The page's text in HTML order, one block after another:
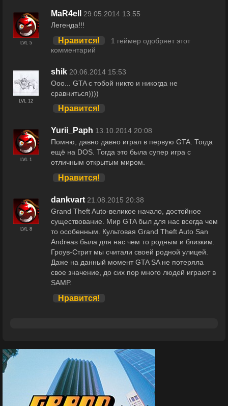
LVL 5
MaR4ell 29.05.2014 13:55
Легенда!!!
Нравится!
1 геймер одобряет этот
комментарий
LVL 12
shik 20.06.2014 15:53
Ооо... GTA с тобой никто и никогда не
сравниться))))
Нравится!
LVL 1
Yurii_Paph 13.10.2014 20:08
Помню, давно давно играл в первую GTA. Тогда
ещё на DOS. Тогда это была супер игра с
отличным открытым миром.
Нравится!
LVL 8
dankvart 21.08.2015 20:38
Grand Theft Auto-великое начало, достойное
существование. Мир GTA был для нас всегда чем
то особенным. Культовая Grand Theft Auto San
Andreas была для нас чем то родным и близким.
Гроув-Стрит мы считали своей родной улицей.
Даже на данный момент GTA SA не потеряла
свое значение, до сих пор много людей играют в
SAMP.
Нравится!